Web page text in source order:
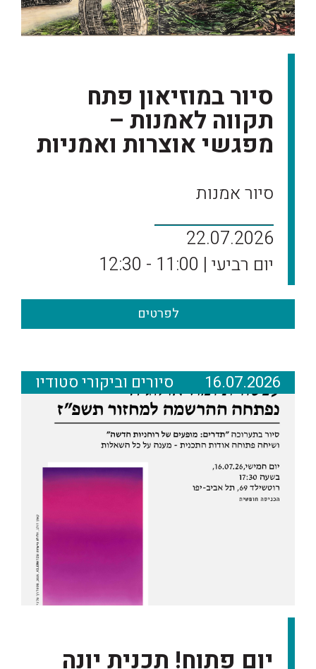
סיור במוזיאון פתח
תקווה לאמנות –
מפגשי אוצרות ואמניות
סיור אמנות
22.07.2026
יום רביעי | 11:00 - 12:30
לפרטים
16.07.2026 סיורים וביקורי סטודיו
יום פתוח! תכנית יונה